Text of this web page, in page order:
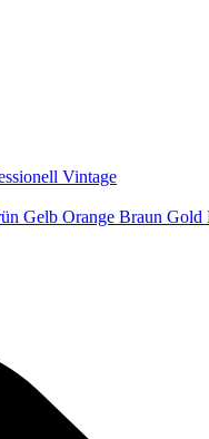
Vintage
Gelb Orange Braun Gold